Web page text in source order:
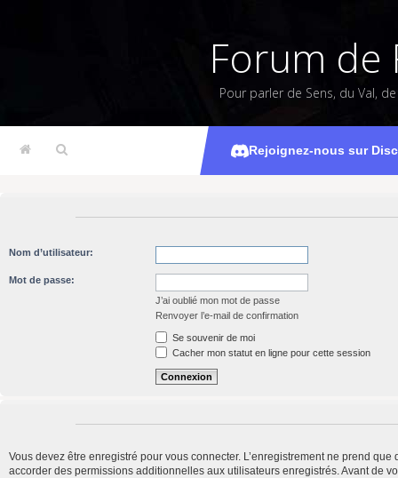
Forum de
Pour parler de Sens, du Val,
Rejoignez-nous sur
Nom d’utilisateur:
Mot de passe:
J’ai oublié mon mot de passe
Renvoyer l’e-mail de confirmation
Se souvenir de moi
Cacher mon statut en ligne pour cette session
Vous devez être enregistré pour vous connecter. L’enregistrement ne prend
accorder des permissions additionnelles aux utilisateurs enregistrés. Avant de